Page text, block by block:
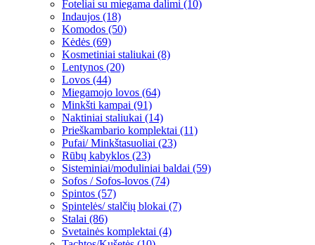
Foteliai su miegama dalimi (10)
Indaujos (18)
Komodos (50)
Kėdės (69)
Kosmetiniai staliukai (8)
Lentynos (20)
Lovos (44)
Miegamojo lovos (64)
Minkšti kampai (91)
Naktiniai staliukai (14)
Prieškambario komplektai (11)
Pufai/ Minkštasuoliai (23)
Rūbų kabyklos (23)
Sisteminiai/moduliniai baldai (59)
Sofos / Sofos-lovos (74)
Spintos (57)
Spintelės/ stalčių blokai (7)
Stalai (86)
Svetainės komplektai (4)